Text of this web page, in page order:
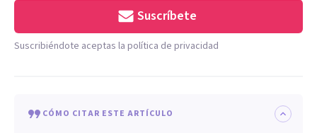
Suscríbete
Suscribiéndote aceptas la política de privacidad
CÓMO CITAR ESTE ARTÍCULO